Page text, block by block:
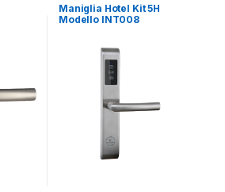
Maniglia Hotel Kit 5H
Modello INT008